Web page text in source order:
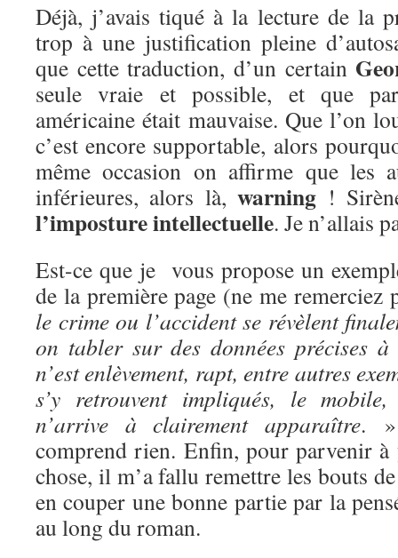
Déjà, j’avais tiqué à la lecture de la
trop à une justification pleine
que cette traduction, d’un certain
seule vraie et possible, et que
américaine était mauvaise. Que l’on
c’est encore supportable, alors
même occasion on affirme que les
inférieures, alors là,warning !
l’imposture intellectuelle. Je n’allais
Est-ce que je vous propose un
de la première page (ne me
le crime ou l’accident se révèlent
on tabler sur des données précises
n’est enlèvement, rapt, entre autres
s’y retrouvent impliqués, le
n’arrive à clairement apparaître. »
comprend rien. Enfin, pour parvenir à
chose, il m’a fallu remettre les bouts
en couper une bonne partie par la
au long du roman.